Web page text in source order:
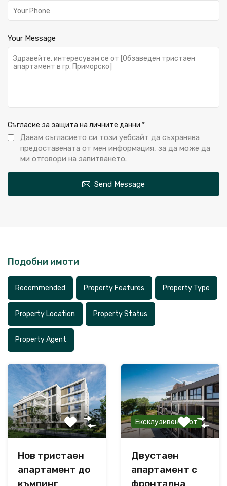
Your Message
Съгласие за защита на личните данни *
Давам съгласието си този уебсайт да съхранява
предоставената от мен информация, за да може да
ми отговори на запитването.
Send Message
Подобни имоти
Recommended Property Features Property Type
Property Location Property Status
Property Agent
Нов тристаен
апартамент до
къмпинг
Ексклузивен имот
Двустаен
апартамент с
фронтална